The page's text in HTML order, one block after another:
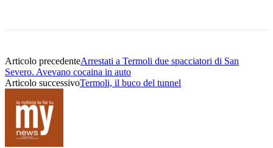
Articolo precedenteArrestati a Termoli due spacciatori di San
Severo. Avevano cocaina in auto
Articolo successivoTermoli, il buco del tunnel